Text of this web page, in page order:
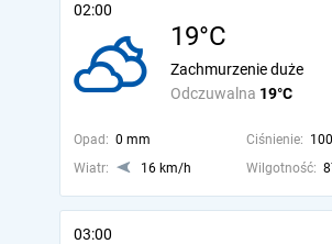
02:00
19°C
Odczuwalna 19°C
Zachmurzenie duże
Opad: 0 mm Ciśnienie:
Wiatr:
16 km/h Wilgotność:
03:00